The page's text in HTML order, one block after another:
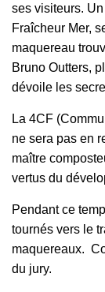
ses visiteurs.
Fraîcheur Mer,
maquereau
Bruno Outters,
dévoile les
La 4CF
ne sera pas en
maître
vertus du
Pendant ce
tournés vers le
maquereaux.
du jury.